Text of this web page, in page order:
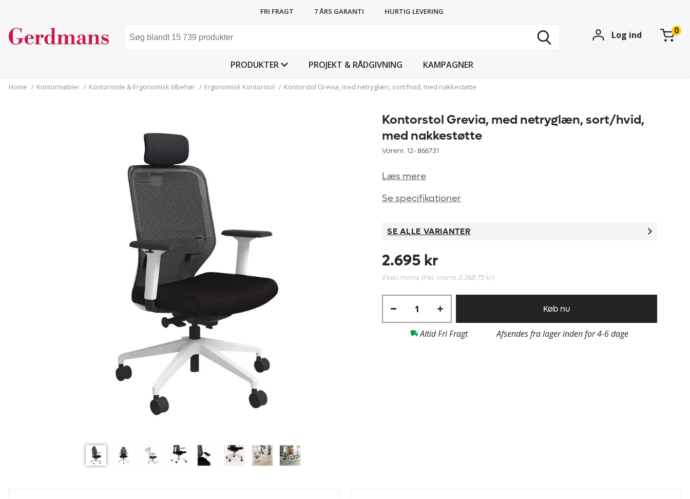
FRI FRAGT 7 ÅRS GARANTI HURTIG LEVERING
PRODUKTER PROJEKT & RÅDGIVNING KAMPAGNER
Log ind
Home / Kontormøbler / Kontorstole & Ergonomisk tilbehør / Ergonomisk Kontorstol / Kontorstol Grevia, med netryglæn, sort/hvid, med nakkestøtte
Kontorstol Grevia, med netryglæn, sort/hvid,
med nakkestøtte
Varenr. 12-866731
Læs mere
Se specifikationer
SE ALLE VARIANTER
2.695 kr
Ekskl.moms (Inkl. moms3.368,75 kr)
Køb nu
Altid Fri Fragt Afsendes fra lager inden for 4-6 dage